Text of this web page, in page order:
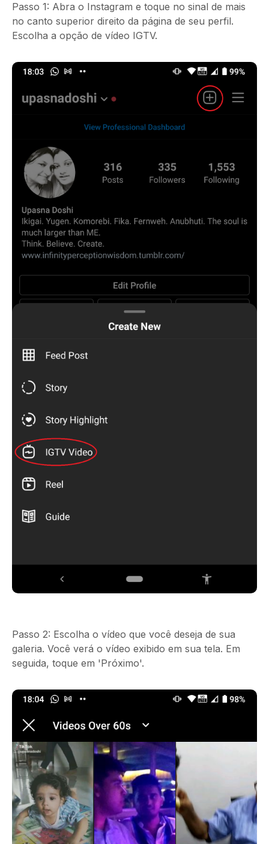
Passo 1: Abra o Instagram e toque no sinal de mais
no canto superior direito da página de seu perfil.
Escolha a opção de vídeo IGTV.
Passo 2: Escolha o vídeo que você deseja de sua
galeria. Você verá o vídeo exibido em sua tela. Em
seguida, toque em 'Próximo'.